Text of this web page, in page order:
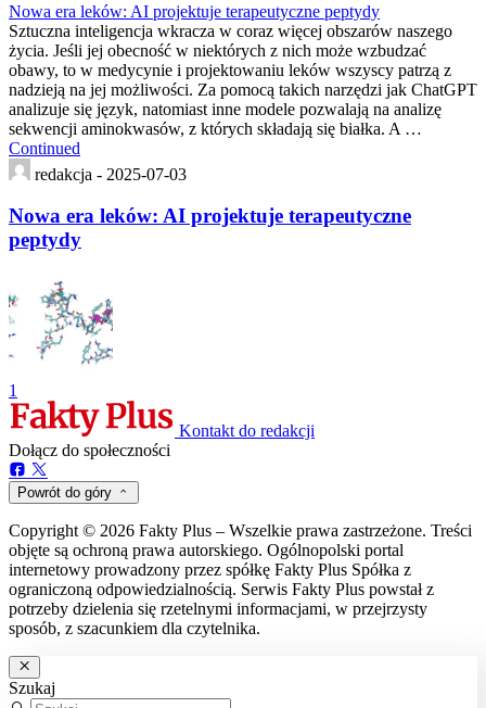
Nowa era leków: AI projektuje terapeutyczne peptydy
Sztuczna inteligencja wkracza w coraz więcej obszarów naszego
życia. Jeśli jej obecność w niektórych z nich może wzbudzać
obawy, to w medycynie i projektowaniu leków wszyscy patrzą z
nadzieją na jej możliwości. Za pomocą takich narzędzi jak ChatGPT
analizuje się język, natomiast inne modele pozwalają na analizę
sekwencji aminokwasów, z których składają się białka. A …
Continued
redakcja - 2025-07-03
Nowa era leków: AI projektuje terapeutyczne
peptydy
1
Kontakt do redakcji
Dołącz do społeczności
Powrót do góry
Copyright © 2026 Fakty Plus – Wszelkie prawa zastrzeżone. Treści
objęte są ochroną prawa autorskiego. Ogólnopolski portal
internetowy prowadzony przez spółkę Fakty Plus Spółka z
ograniczoną odpowiedzialnością. Serwis Fakty Plus powstał z
potrzeby dzielenia się rzetelnymi informacjami, w przejrzysty
sposób, z szacunkiem dla czytelnika.
Szukaj